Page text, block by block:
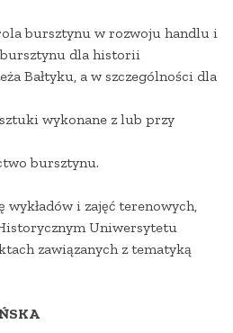
bursztynu w rozwoju handlu i
bursztynu dla historii
Bałtyku, a w szczególności dla
sztuki wykonane z lub przy
bursztynu.
wykładów i zajęć terenowych,
Uniwersytetu
zawiązanych z tematyką